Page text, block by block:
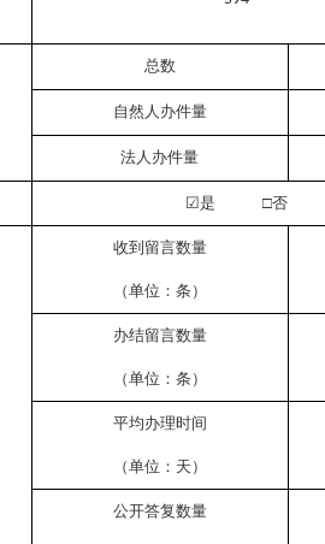
总数
自然人办件量
法人办件量
☑是 □否
收到留言数量
（单位：条）
办结留言数量
（单位：条）
平均办理时间
（单位：天）
公开答复数量